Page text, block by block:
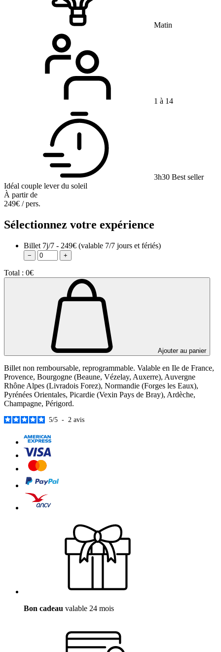
Matin
1 à 14
3h30 Best seller
Idéal couple lever du soleil
À partir de
249€ / pers.
Sélectionnez votre expérience
Billet 7j/7 - 249€ (valable 7/7 jours et fériés)
− +
Total : 0€
Ajouter au panier
Billet non remboursable, reprogrammable. Valable en Ile de France,
Provence, Bourgogne (Beaune, Vézelay, Auxerre), Auvergne
Rhône Alpes (Livradois Forez), Normandie (Forges les Eaux),
Pyrénées Orientales, Picardie (Vexin Pays de Bray), Ardèche,
Champagne, Périgord.
5/5 - 2 avis
Bon cadeau valable 24 mois